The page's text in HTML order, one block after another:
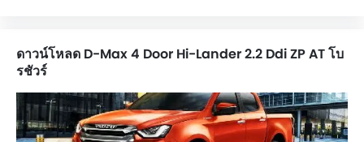
ดาวน์โหลด D-Max 4 Door Hi-Lander 2.2 Ddi ZP AT โบ
รชัวร์